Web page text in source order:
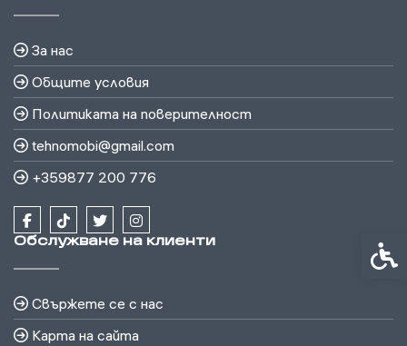
За нас
Общите условия
Политиката на поверителност
tehnomobi@gmail.com
+359877 200 776
Обслужване на клиенти
Свържете се с нас
Карта на сайта